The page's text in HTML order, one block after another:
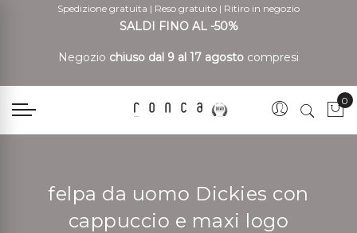
Spedizione gratuita | Reso gratuito | Ritiro in negozio
SALDI FINO AL -50%
Negozio chiuso dal 9 al 17 agosto compresi
0
felpa da uomo Dickies con
cappuccio e maxi logo